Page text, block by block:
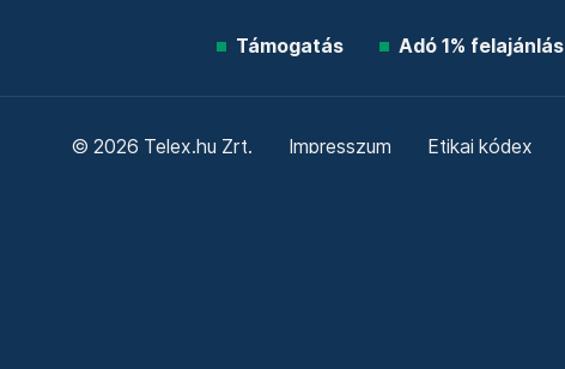
Támogatás Adó 1% felajánlás
© 2026 Telex.hu Zrt. Impresszum Etikai kódex